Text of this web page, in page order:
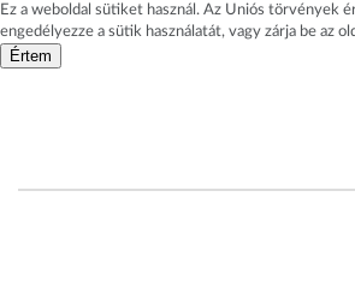
Ez a weboldal sütiket használ. Az Uniós törvények
engedélyezze a sütik használatát, vagy zárja be az
Értem